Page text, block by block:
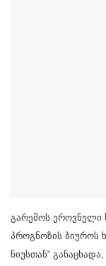
გარემოს ეროვნული
პროგნოზის ბიუროს
ნიუსთან“